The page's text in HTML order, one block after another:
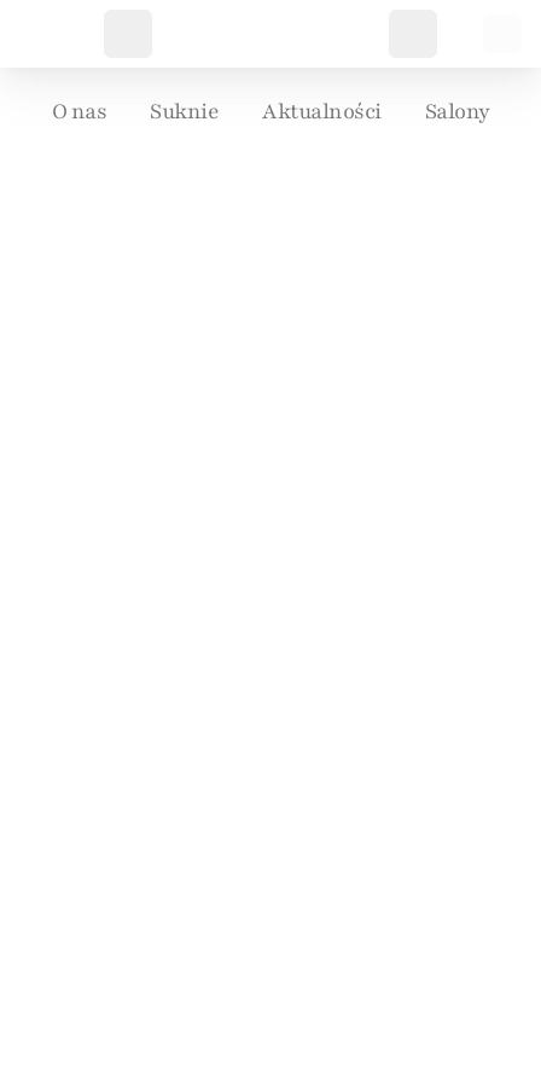
O nas Suknie Aktualności Salony